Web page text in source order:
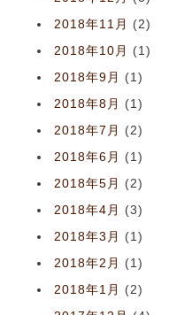
2018年11月
(2)
2018年10月
(1)
2018年9月
(1)
2018年8月
(1)
2018年7月
(2)
2018年6月
(1)
2018年5月
(2)
2018年4月
(3)
2018年3月
(1)
2018年2月
(1)
2018年1月
(2)